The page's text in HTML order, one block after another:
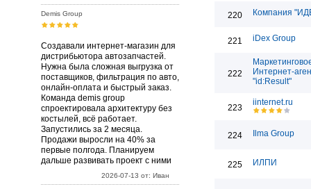
Demis Group
Создавали интернет-магазин для
дистрибьютора автозапчастей.
Нужна была сложная выгрузка от
поставщиков, фильтрация по авто,
онлайн-оплата и быстрый заказ.
Команда demis group
спроектировала архитектуру без
костылей, всё работает.
Запустились за 2 месяца.
Продажи выросли на 40% за
первые полгода. Планируем
дальше развивать проект с ними
2026-07-13 от: Иван
220 Компания
221 iDex Group
222
Интернет-
"id:Result"
223
iinternet.ru
224 Ilma Group
225 ИЛПИ